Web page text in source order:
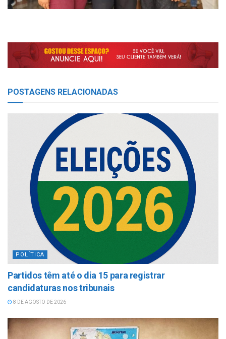
POSTAGENS RELACIONADAS
POLÍTICA
Partidos têm até o dia 15 para registrar
candidaturas nos tribunais
8 DE AGOSTO DE 2026